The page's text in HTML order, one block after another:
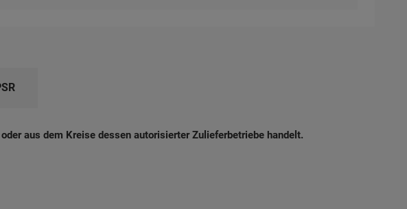
aus dem Kreise dessen autorisierter Zulieferbetriebe handelt.